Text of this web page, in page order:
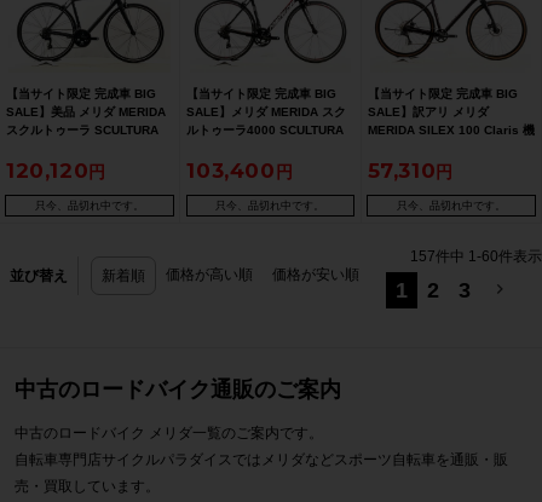
【当サイト限定 完成車 BIG
SALE】美品 メリダ MERIDA
スクルトゥーラ SCULTURA
バイク 50サイズ ブラック【期
間限定 5/26 午前10時迄】
120,120
只今、品切れ中です。
【当サイト限定 完成車 BIG
SALE】メリダ MERIDA スク
ルトゥーラ4000 SCULTURA
ードバイク 50サイズ バーレー
ンメリダチームカラー【期間
限定 5/26 午前10時迄】
103,400
只今、品切れ中です。
【当サイト限定 完成車 BIG
SALE】訳アリ メリダ
MERIDA SILEX 100 Claris 機
ルロード ロードバイク Mサイ
ズ シルクバーガンディレッド
【期間限定 7/27 午前10時
迄】
57,310
只今、品切れ中です。
並び替え 新着順 価格が高い順 価格が安い順
157件中 1 -60件表示
1 2 3
中古のロードバイク通販のご案内
中古のロードバイク メリダ一覧のご案内です。
自転車専門店サイクルパラダイスではメリダなどスポーツ自転車を通販・販
売・買取しています。